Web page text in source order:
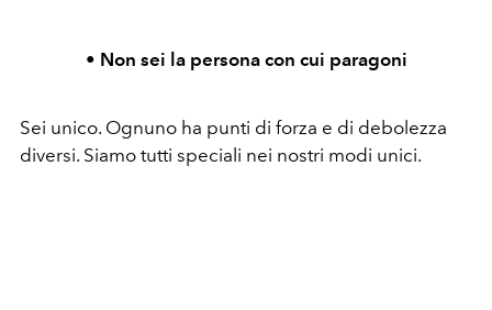
• Non sei la persona con cui paragoni
Sei unico. Ognuno ha punti di forza e di debolezza
diversi. Siamo tutti speciali nei nostri modi unici.